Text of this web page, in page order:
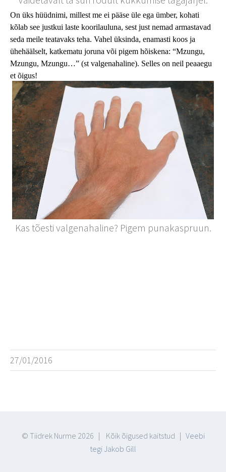
On üks hüüdnimi, millest me ei pääse üle ega ümber, kohati
kõlab see justkui laste koorilauluna, sest just nemad armastavad
seda meile teatavaks teha. Vahel üksinda, enamasti koos ja
ühehäälselt, katkematu joruna või pigem hõiskena: “Mzungu,
Mzungu, Mzungu…” (st valgenahaline). Selles on neil peaaegu
et õigus!
Kas tõesti valgenahaline? Pigem punakaspruun.
27/01/2016
© Tiidrek Nurme 2026 | Kõik õigused kaitstud | Veebi
tegi Jakob Gill